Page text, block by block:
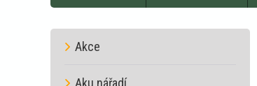
Akce
Aku nářadí